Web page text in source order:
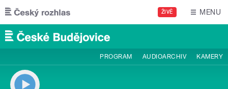
Přejít k hlavnímu obsahu
ŽIVĚ MENU
PROGRAM AUDIOARCHIV KAMERY